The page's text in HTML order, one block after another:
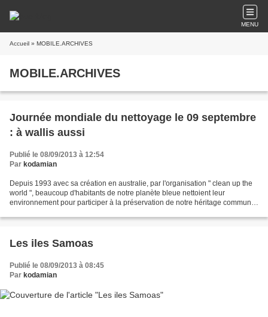
MENU
Accueil » MOBILE.ARCHIVES
MOBILE.ARCHIVES
Journée mondiale du nettoyage le 09 septembre
: à wallis aussi
Publié le 08/09/2013 à 12:54
Par kodamian
Depuis 1993 avec sa création en australie, par l'organisation " clean up the
world ", beaucoup d'habitants de notre planète bleue nettoient leur
environnement pour participer à la préservation de notre héritage commun.
Les iles Samoas
Publié le 08/09/2013 à 08:45
Par kodamian